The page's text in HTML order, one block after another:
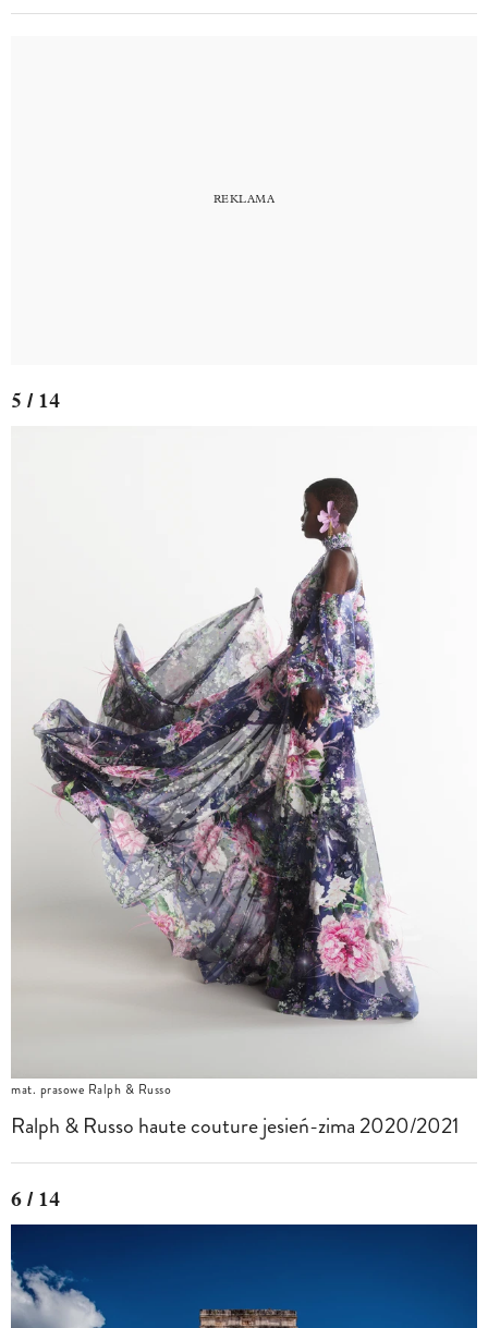
5 / 14
mat. prasowe Ralph & Russo
Ralph & Russo haute couture jesień-zima 2020/2021
6 / 14